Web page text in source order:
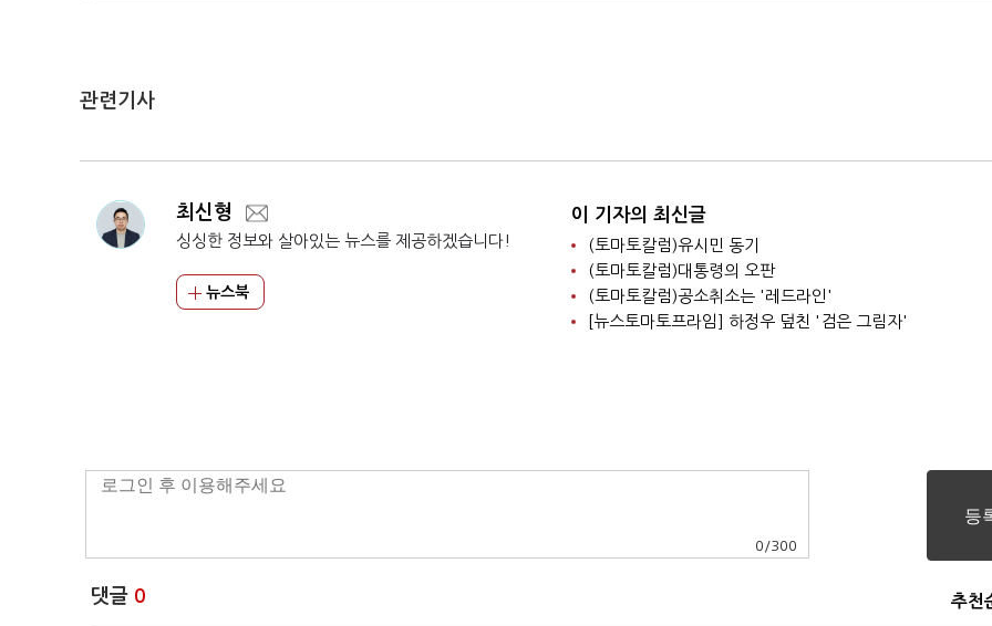
관련기사
최신형
싱싱한 정보와 살아있는 뉴스를 제공하겠습니다!
뉴스북
이 기자의 최신글
(토마토칼럼)유시민 동기
(토마토칼럼)대통령의 오판
(토마토칼럼)공소취소는 '레드라인'
[뉴스토마토프라임] 하정우 덮친 '검은 그림자'
0 /300
댓글 0 추천